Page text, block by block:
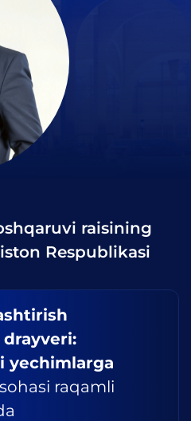
raisining
Respublikasi
yechimlarga
raqamli